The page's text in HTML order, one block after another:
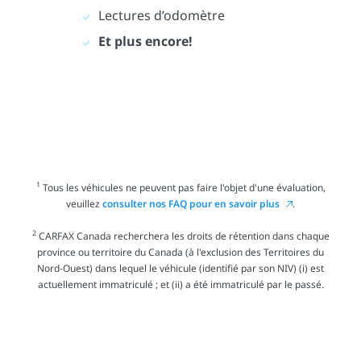
Lectures d’odomètre
Et plus encore!
1 Tous les véhicules ne peuvent pas faire l'objet d'une évaluation,
veuillezconsulter nos FAQ pour en savoir plus .
2CARFAX Canada recherchera les droits de rétention dans chaque
province ou territoire du Canada (à l'exclusion des Territoires du
Nord-Ouest) dans lequel le véhicule (identifié par son NIV) (i) est
actuellement immatriculé ; et (ii) a été immatriculé par le passé.